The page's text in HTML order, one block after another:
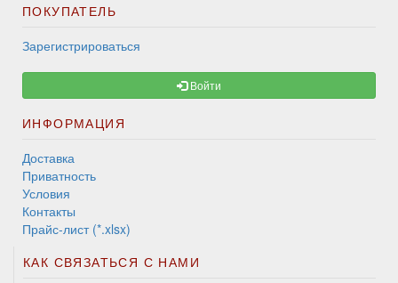
ПОКУПАТЕЛЬ
Зарегистрироваться
Войти
ИНФОРМАЦИЯ
Доставка
Приватность
Условия
Контакты
Прайс-лист (*.xlsx)
КАК СВЯЗАТЬСЯ С НАМИ